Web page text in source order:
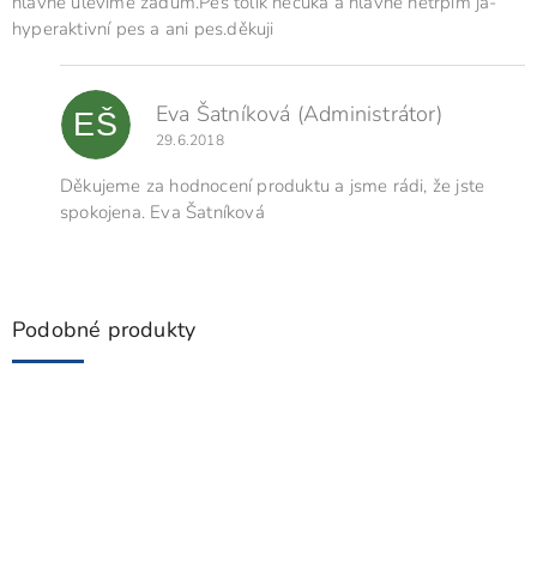
n
hyperaktivní pes a ani pes.děkuji
EŠ Eva Šatníková (Administrátor)
29.6.2018
Děkujeme za hodnocení produktu a jsme rádi, že jste
spokojena. Eva Šatníková
Podobné produkty